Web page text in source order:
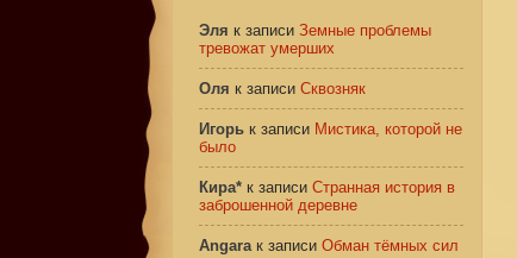
Эля к записи Земные проблемы
тревожат умерших
Оля к записи Сквозняк
Игорь к записи Мистика, которой не
было
Кира* к записи Странная история в
заброшенной деревне
Angaraк записи Обман тёмных сил